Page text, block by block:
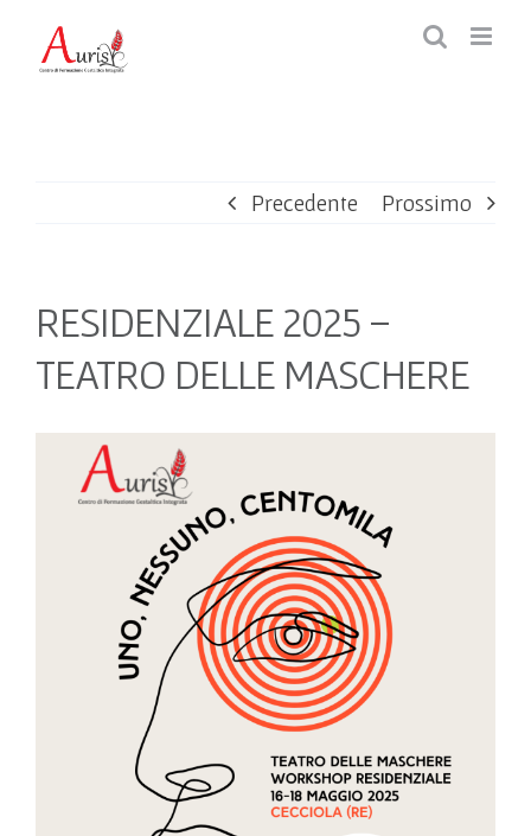
Precedente Prossimo
RESIDENZIALE 2025 –
TEATRO DELLE MASCHERE
Ingrandisci
immagine